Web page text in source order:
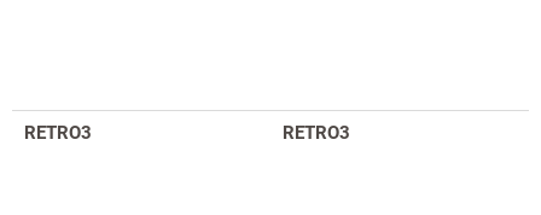
RETRO3 RETRO3